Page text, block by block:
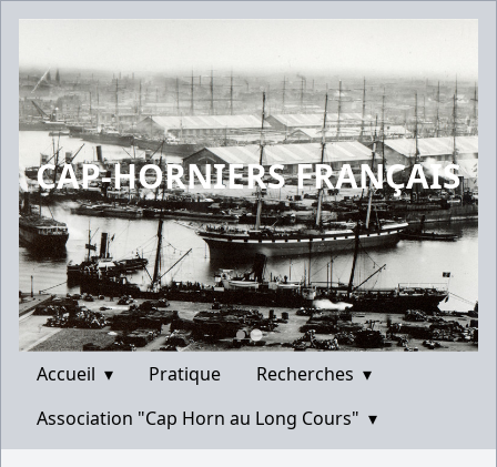
CAP-HORNIERS FRANÇAIS
Accueil ▾ Pratique Recherches ▾
Association "Cap Horn au Long Cours" ▾